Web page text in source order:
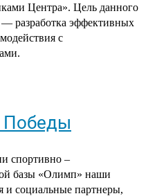
Центра». Цель данного
разработка эффективных
с
Победы
спортивно –
базы «Олимп» наши
и социальные партнеры,